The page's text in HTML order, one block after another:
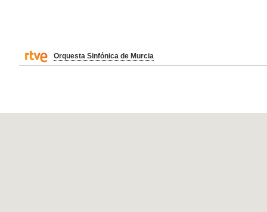
Orquesta Sinfónica de Murcia